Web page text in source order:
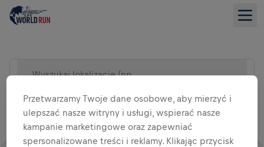
Wyszukaj lokalizację (np. miasto)
Przetwarzamy Twoje dane osobowe, aby mierzyć i
ulepszać nasze witryny i usługi, wspierać nasze
kampanie marketingowe oraz zapewniać
spersonalizowane treści i reklamy. Klikając przycisk